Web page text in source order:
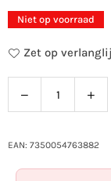
prijs
Niet op voorraad
Zet op
Hoeveelheid
Verlaag
de
voor
de
voor
EAN: 7350054763882